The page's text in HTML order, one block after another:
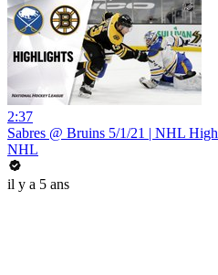
2:37
Sabres @ Bruins 5/1/21 | NHL
NHL
il y a 5 ans